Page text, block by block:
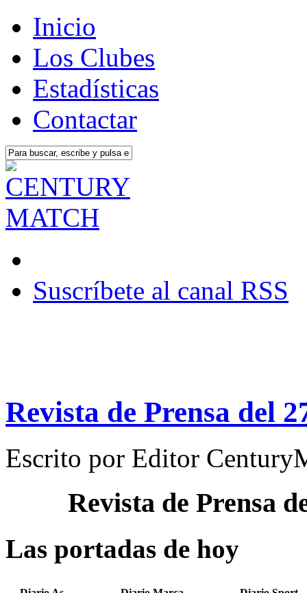
Inicio
Los Clubes
Estadísticas
Contactar
Suscríbete al canal RSS
Revista de Prensa del
Escrito por Editor
Revista de Prensa
Las portadas de hoy